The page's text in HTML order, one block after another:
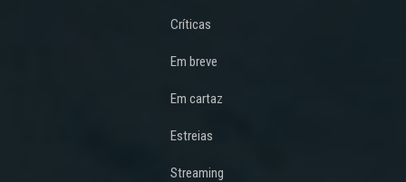
Críticas
Em breve
Em cartaz
Estreias
Streaming